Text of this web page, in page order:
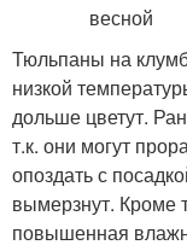
Тюльпаны на
низкой
дольше цветут.
т.к. они могут
опоздать с
вымерзнут. Кроме
повышенная